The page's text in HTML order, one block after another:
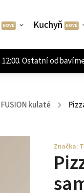
Kuchyň
FUSION kulaté /
Značka: